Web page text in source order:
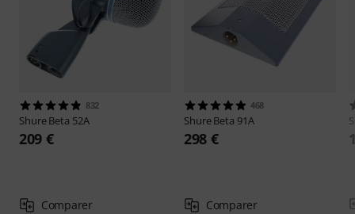
832
ShureBeta 52A
209 €
Comparer
468
ShureBeta 91A
298 €
Comparer